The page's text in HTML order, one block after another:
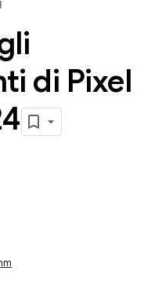
di Pixel